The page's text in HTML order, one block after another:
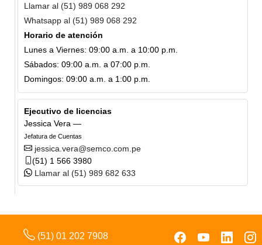
Llamar al (51) 989 068 292
Whatsapp al (51) 989 068 292
Horario de atención
Lunes a Viernes: 09:00 a.m. a 10:00 p.m.
Sábados: 09:00 a.m. a 07:00 p.m.
Domingos: 09:00 a.m. a 1:00 p.m.
Ejecutivo de licencias
Jessica Vera —
Jefatura de Cuentas
jessica.vera@semco.com.pe
(51) 1 566 3980
Llamar al (51) 989 682 633
(51) 01 202 7908